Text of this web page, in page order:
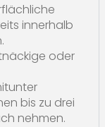
innerhalb
oder
bis zu drei
nehmen.